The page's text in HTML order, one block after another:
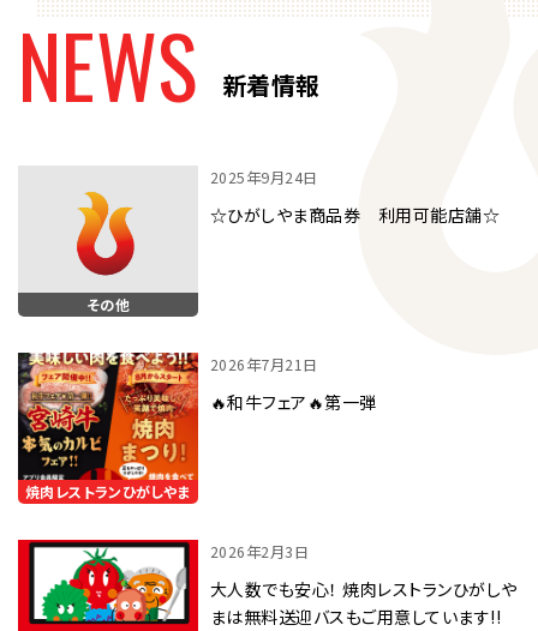
NEWS 新着情報
その他
2025年9月24日
☆ひがしやま商品券 利用可能店舗☆
焼肉レストランひがしやま
2026年7月21日
🔥和牛フェア🔥第一弾
2026年2月3日
大人数でも安心！ 焼肉レストランひがしや
まは無料送迎バスもご用意しています!!